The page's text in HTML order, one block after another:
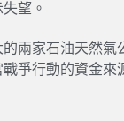
望。
兩家石油天然氣
爭行動的資金